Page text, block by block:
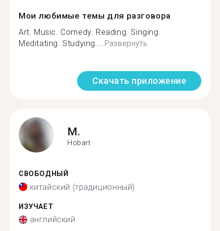
Мои любимые темы для разговора
Art. Music. Comedy. Reading. Singing.
Meditating. Studying....Развернуть
Скачать приложение
M.
Hobart
СВОБОДНЫЙ
китайский (традиционный)
ИЗУЧАЕТ
английский